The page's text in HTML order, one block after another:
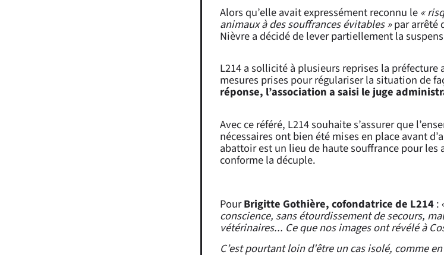
Alors qu’elle avait expressément reconnu le «
animaux à des souffrances évitables »par arrêté
Nièvre a décidé de lever partiellement la
L214 a sollicité à plusieurs reprises la préfecture
mesures prises pour régulariser la situation de
réponse, l’association a saisi le juge
Avec ce référé, L214 souhaite s’assurer que
nécessaires ont bien été mises en place avant
abattoir est un lieu de haute souffrance pour les
conforme la décuple.
PourBrigitte Gothière, cofondatrice de L214:
conscience, sans étourdissement de secours,
vétérinaires... Ce que nos images ont révélé à
C’est pourtant loin d'être un cas isolé, comme